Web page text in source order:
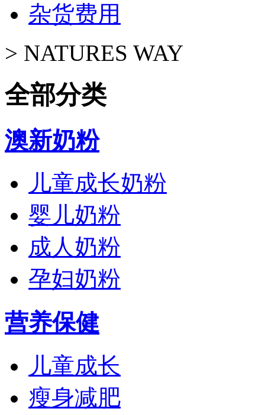
杂货费用
> NATURES WAY
全部分类
澳新奶粉
儿童成长奶粉
婴儿奶粉
成人奶粉
孕妇奶粉
营养保健
儿童成长
瘦身减肥